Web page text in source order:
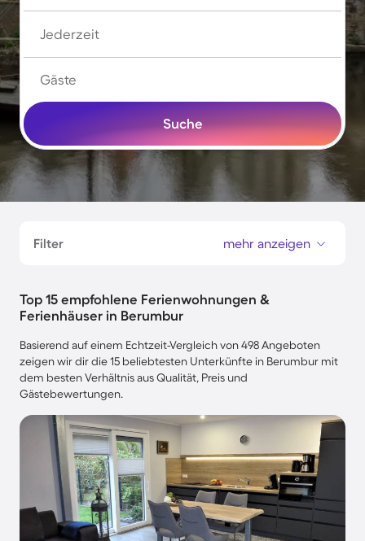
Jederzeit
Gäste
Suche
Filter mehr anzeigen
Top 15 empfohlene Ferienwohnungen &
Ferienhäuser in Berumbur
Basierend auf einem Echtzeit-Vergleich von 498 Angeboten
zeigen wir dir die 15 beliebtesten Unterkünfte in Berumbur mit
dem besten Verhältnis aus Qualität, Preis und
Gästebewertungen.